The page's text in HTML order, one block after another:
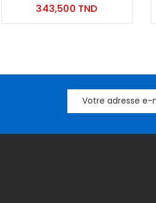
343,500 TNDPrix